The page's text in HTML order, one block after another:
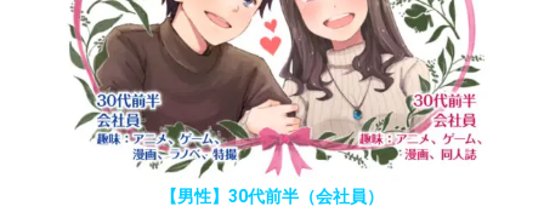
【男性】30代前半（会社員）